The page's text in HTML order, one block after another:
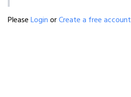
PleaseLoginorCreate a free account